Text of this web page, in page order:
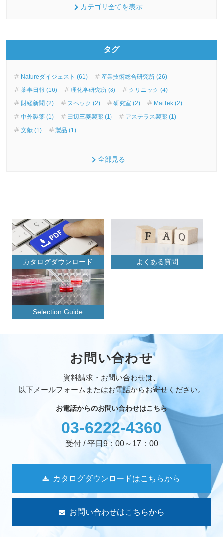
カテゴリ全てを表示
タグ
Natureダイジェスト (61)
産業技術総合研究所 (26)
薬事日報 (16)
理化学研究所 (8)
クリニック (4)
財経新聞 (2)
スペック (2) 研究室 (2)
MatTek (2)
中外製薬 (1)
田辺三菱製薬 (1)
アステラス製薬 (1)
文献 (1)
製品 (1)
全部見る
カタログダウンロード よくある質問
Selection Guide
お問い合わせ
資料請求・お問い合わせは、
以下メールフォームまたはお電話からお寄せください。
お電話からのお問い合わせはこちら
03-6222-4360
受付 / 平日9：00～17：00
カタログダウンロードはこちらから
お問い合わせはこちらから